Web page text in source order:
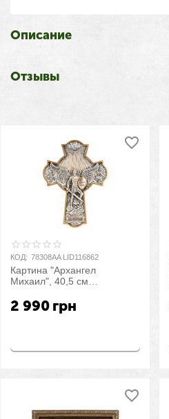
Описание
Отзывы
КОД: 78308AA LID116862
Картина "Архангел
Михаил", 40,5 см
2 990 грн